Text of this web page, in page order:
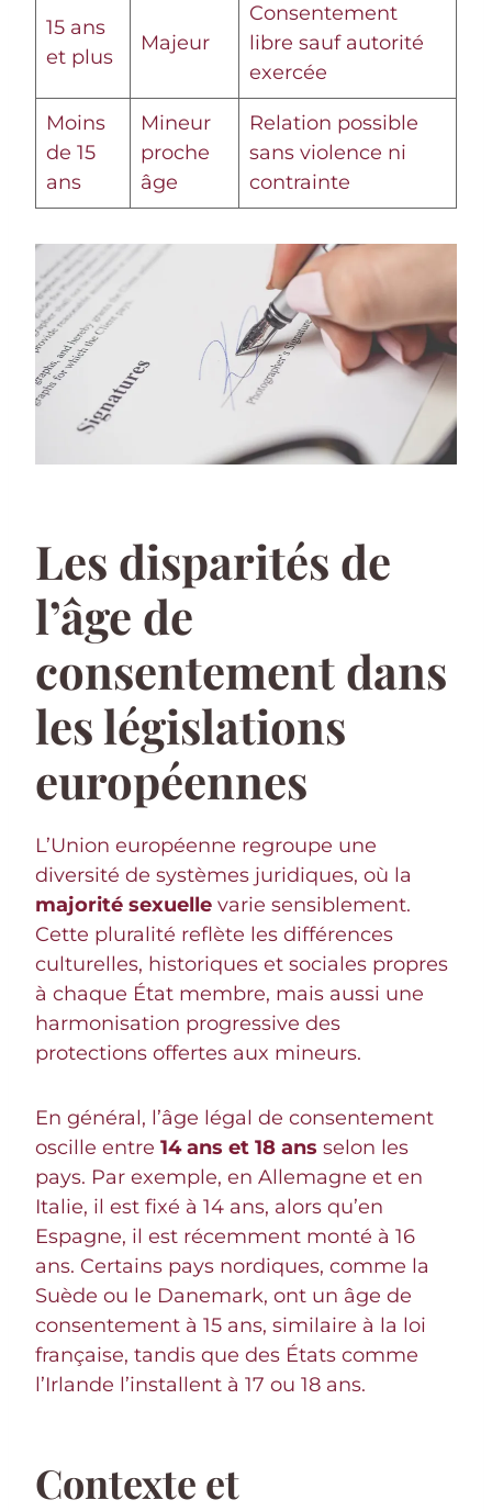
15 ans
et plus
Majeur
Consentement
libre sauf autorité
exercée
Moins
de 15
ans
Mineur
proche
âge
Relation possible
sans violence ni
contrainte
Les disparités de
l’âge de
consentement dans
les législations
européennes
L’Union européenne regroupe une
diversité de systèmes juridiques, où la
majorité sexuelle varie sensiblement.
Cette pluralité reflète les différences
culturelles, historiques et sociales propres
à chaque État membre, mais aussi une
harmonisation progressive des
protections offertes aux mineurs.
En général, l’âge légal de consentement
oscille entre 14 ans et 18 ans selon les
pays. Par exemple, en Allemagne et en
Italie, il est fixé à 14 ans, alors qu’en
Espagne, il est récemment monté à 16
ans. Certains pays nordiques, comme la
Suède ou le Danemark, ont un âge de
consentement à 15 ans, similaire à la loi
française, tandis que des États comme
l’Irlande l’installent à 17 ou 18 ans.
Contexte et